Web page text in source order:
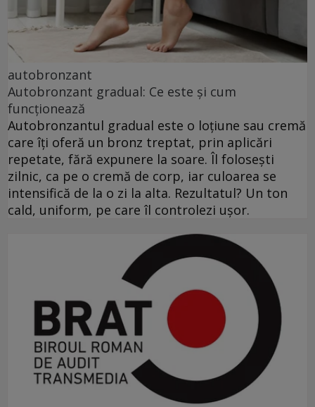
autobronzant
Autobronzant gradual: Ce este și cum
funcționează
Autobronzantul gradual este o loțiune sau cremă
care îți oferă un bronz treptat, prin aplicări
repetate, fără expunere la soare. Îl folosești
zilnic, ca pe o cremă de corp, iar culoarea se
intensifică de la o zi la alta. Rezultatul? Un ton
cald, uniform, pe care îl controlezi ușor.